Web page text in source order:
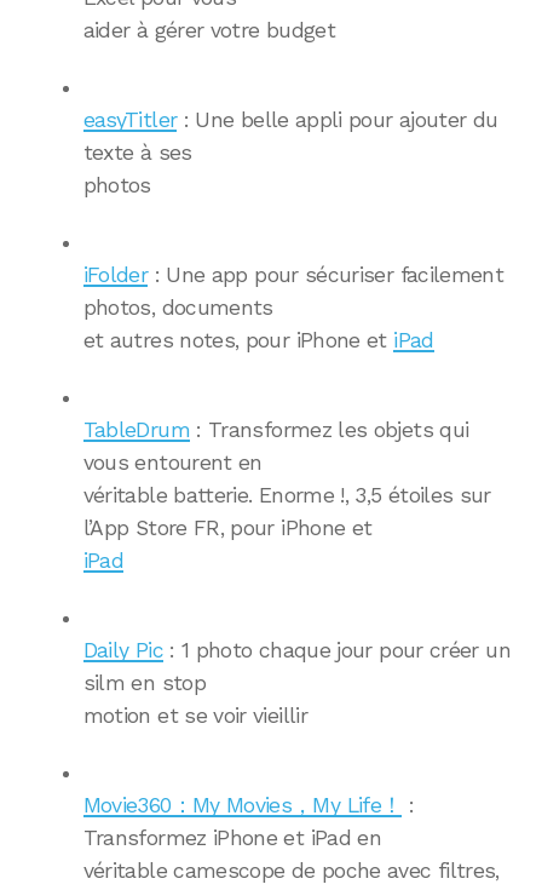
aider à gérer votre budget
easyTitler: Une belle appli pour ajouter du
texte à ses
photos
iFolder: Une app pour sécuriser facilement
photos, documents
et autres notes, pour iPhone et iPad
TableDrum : Transformez les objets qui
vous entourent en
véritable batterie. Enorme !, 3,5 étoiles sur
l’App Store FR, pour iPhone et
iPad
Daily Pic: 1 photo chaque jour pour créer un
silm en stop
motion et se voir vieillir
Movie360：My Movies，My Life！
:
Transformez iPhone et iPad en
véritable camescope de poche avec filtres,